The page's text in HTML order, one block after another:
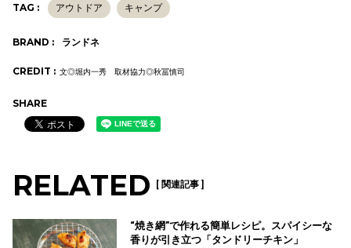
TAG : アウトドア キャンプ
BRAND : ランドネ
CREDIT : 文◎堀内一秀 取材協力◎秋冨慎司
SHARE
RELATED [ 関連記事 ]
“焼き網”で作れる簡単レシピ。スパイシーな
香りが引き立つ「タンドリーチキン」